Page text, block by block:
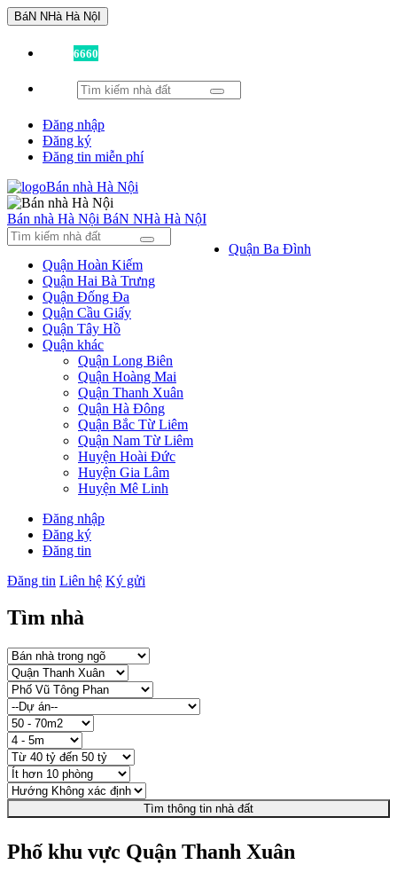
BáN NHà Hà NộI
6660
Đăng nhập
Đăng ký
Đăng tin miễn phí
Bán nhà Hà Nội BáN NHà Hà NộI
Quận Ba Đình
Quận Hoàn Kiếm
Quận Hai Bà Trưng
Quận Đống Đa
Quận Cầu Giấy
Quận Tây Hồ
Quận khác
Quận Long Biên
Quận Hoàng Mai
Quận Thanh Xuân
Quận Hà Đông
Quận Bắc Từ Liêm
Quận Nam Từ Liêm
Huyện Hoài Đức
Huyện Gia Lâm
Huyện Mê Linh
Đăng nhập
Đăng ký
Đăng tin
Đăng tin Liên hệ Ký gửi
Tìm nhà
Tìm thông tin nhà đất
Phố khu vực Quận Thanh Xuân